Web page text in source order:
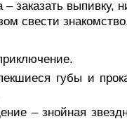
выпивку,
свести
губы и
– знойная